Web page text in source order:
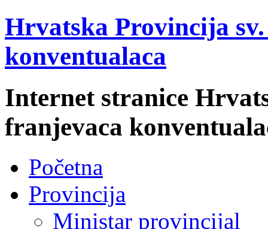
Hrvatska Provincija
konventualaca
Internet stranice
franjevaca
Početna
Provincija
Ministar provincijal